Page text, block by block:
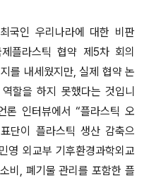
국인 우리나라에 대한 비판
플라스틱 협약 제5차 회의
를 내세웠지만, 실제 협약 논
할을 하지 못했다는 것입니
론 인터뷰에서 “플라스틱 오
단이 플라스틱 생산 감축으
영 외교부 기후환경과학외교
비, 폐기물 관리를 포함한 플